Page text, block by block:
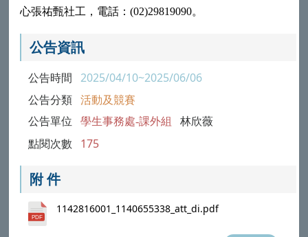
心張祐甄社工，電話：(02)29819090。
公告資訊
公告時間 2025/04/10~2025/06/06
公告分類 活動及競賽
公告單位 學生事務處-課外組 林欣薇
點閱次數 175
附 件
1142816001_1140655338_att_di.pdf